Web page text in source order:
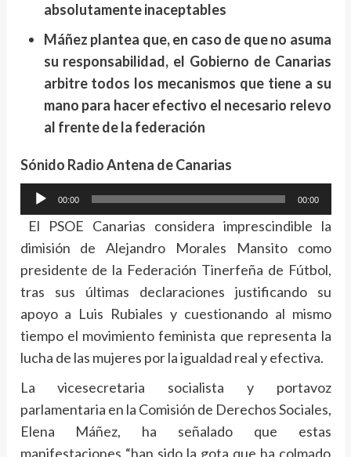
absolutamente inaceptables
Máñez plantea que, en caso de que no asuma
su responsabilidad, el Gobierno de Canarias
arbitre todos los mecanismos que tiene a su
mano para hacer efectivo el necesario relevo
al frente de la federación
Sónido Radio Antena de Canarias
Reproductor
de
00:00 00:00
El PSOE Canarias considera imprescindible la
dimisión de Alejandro Morales Mansito como
presidente de la Federación Tinerfeña de Fútbol,
tras sus últimas declaraciones justificando su
apoyo a Luis Rubiales y cuestionando al mismo
tiempo el movimiento feminista que representa la
lucha de las mujeres por la igualdad real y efectiva.
La vicesecretaria socialista y portavoz
parlamentaria en la Comisión de Derechos Sociales,
Elena Máñez, ha señalado que estas
manifestaciones “han sido la gota que ha colmado